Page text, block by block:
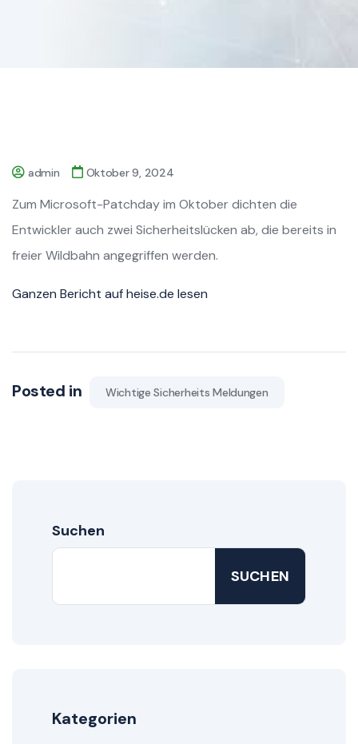
admin Oktober 9, 2024
Zum Microsoft-Patchday im Oktober dichten die
Entwickler auch zwei Sicherheitslücken ab, die bereits in
freier Wildbahn angegriffen werden.
Ganzen Bericht auf heise.de lesen
Posted in Wichtige Sicherheits Meldungen
Suchen
SUCHEN
Kategorien